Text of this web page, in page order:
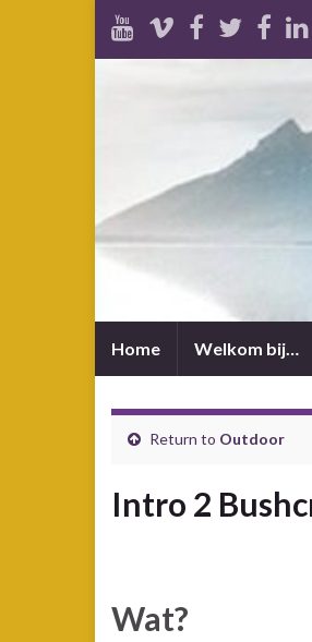
Home Welkom bij…
Return to Outdoor
Intro 2
Wat?